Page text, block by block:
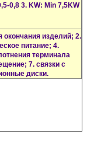
0,8 3. KW: Min 7,5KW
окончания изделий; 2.
питание; 4.
терминала
7. связки с
диски.